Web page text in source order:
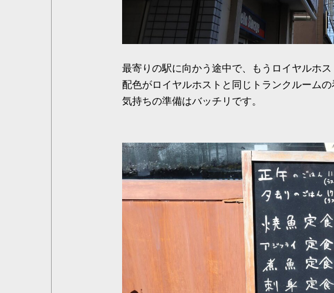
最寄りの駅に向かう途中で、もうロイヤルホス
配色がロイヤルホストと同じトランクルームの
気持ちの準備はバッチリです。